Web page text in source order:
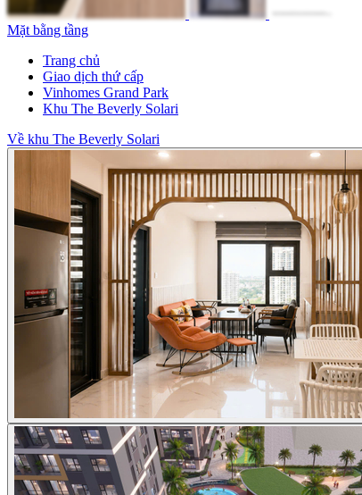
Mặt bằng tầng
Trang chủ
Giao dịch thứ cấp
Vinhomes Grand Park
Khu The Beverly Solari
Về khu The Beverly Solari